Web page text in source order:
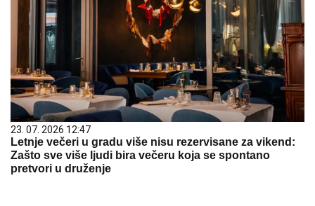
23. 07. 2026 12:47
Letnje večeri u gradu više nisu rezervisane za vikend:
Zašto sve više ljudi bira večeru koja se spontano
pretvori u druženje